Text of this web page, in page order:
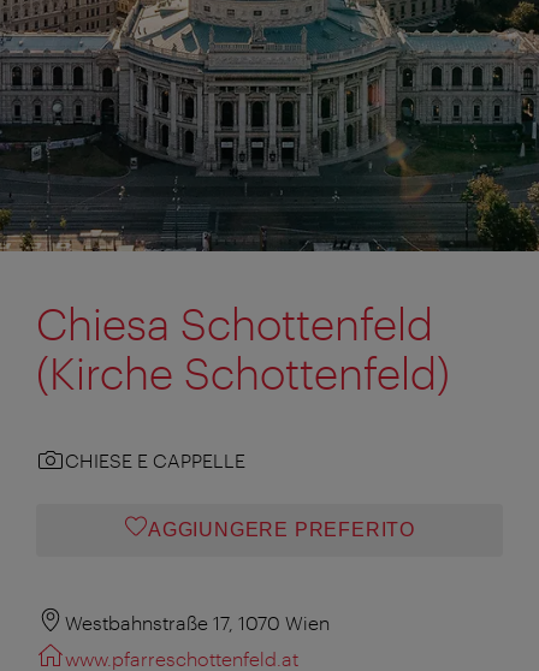
Chiesa Schottenfeld
(Kirche Schottenfeld)
CHIESE E CAPPELLE
AGGIUNGERE PREFERITO
Westbahnstraße 17, 1070 Wien
www.pfarreschottenfeld.at